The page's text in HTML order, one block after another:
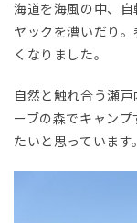
海道を海風の中、
ヤックを漕いだり
くなりました。
自然と触れ合う瀬
ーブの森でキャン
たいと思っています。